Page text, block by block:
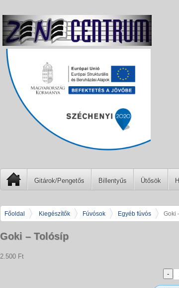
Gitárok/Pengetős Billentyűs Ütősök
Főoldal Kiegészítők Fúvósok Egyéb fúvós Goki
Goki – Tolósíp
2.500 Ft